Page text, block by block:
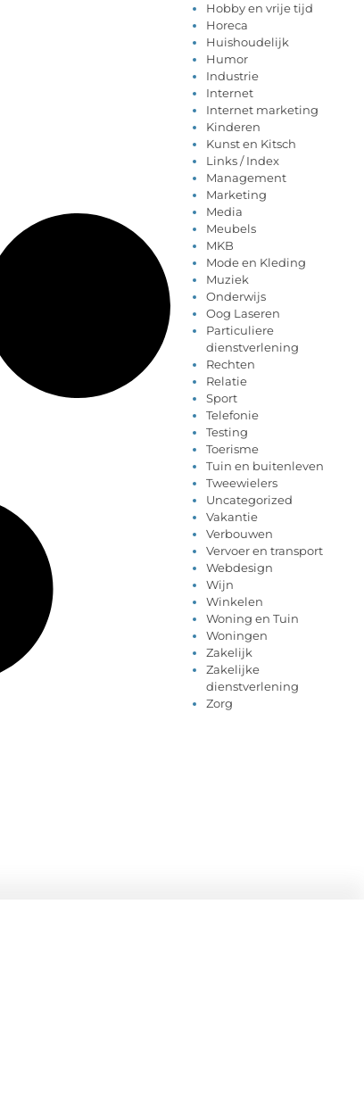
Hobby en vrije tijd
Horeca
Huishoudelijk
Humor
Industrie
Internet
Internet marketing
Kinderen
Kunst en Kitsch
Links / Index
Management
Marketing
Media
Meubels
MKB
Mode en Kleding
Muziek
Onderwijs
Oog Laseren
Particuliere
dienstverlening
Rechten
Relatie
Sport
Telefonie
Testing
Toerisme
Tuin en buitenleven
Tweewielers
Uncategorized
Vakantie
Verbouwen
Vervoer en transport
Webdesign
Wijn
Winkelen
Woning en Tuin
Woningen
Zakelijk
Zakelijke
dienstverlening
Zorg